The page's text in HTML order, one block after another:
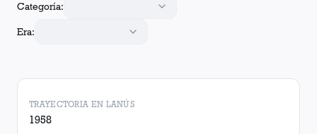
Categoría:
Era:
TRAYECTORIA EN LANÚS
1958